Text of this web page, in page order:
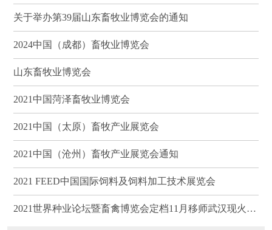
关于举办第39届山东畜牧业博览会的通知
2024中国（成都）畜牧业博览会
山东畜牧业博览会
2021中国菏泽畜牧业博览会
2021中国（太原）畜牧产业展览会
2021中国（沧州）畜牧产业展览会通知
2021 FEED中国国际饲料及饲料加工技术展览会
2021世界种业论坛暨畜禽博览会定档11月移师武汉现火热招商